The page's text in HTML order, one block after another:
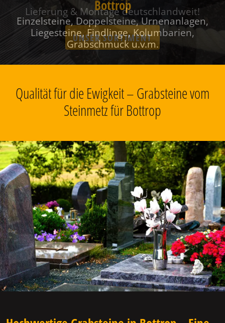
Bottrop
Einzelsteine, Doppelsteine, Urnenanlagen,
Liegesteine, Findlinge, Kolumbarien,
Grabschmuck u.v.m.
Qualität für die Ewigkeit – Grabsteine vom
Steinmetz für Bottrop